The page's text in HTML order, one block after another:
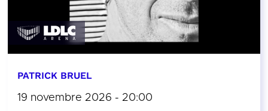
PATRICK BRUEL
19 novembre 2026 - 20:00